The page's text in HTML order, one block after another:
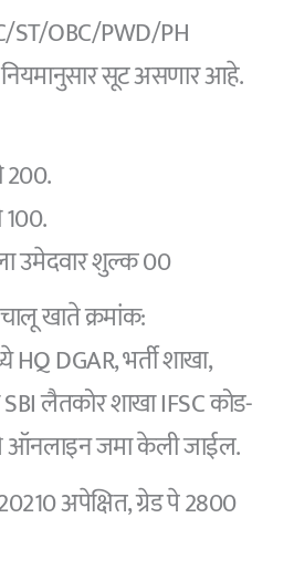
ST/OBC/PWD/PH
नियमानुसार सूट असणार आहे.
200.
उमेदवार शुल्क 00
खाते क्रमांक:
DGAR, भर्ती शाखा,
SBI लैतकोर शाखा IFSC कोड-
ऑनलाइन जमा केली जाईल.
अपेक्षित, ग्रेड पे 2800